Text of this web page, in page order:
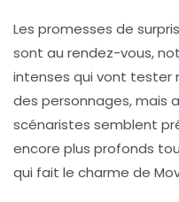
Les promesses de
sont au rendez-vous,
intenses qui vont tester
des personnages, mais
scénaristes semblent
encore plus profonds
qui fait le charme de